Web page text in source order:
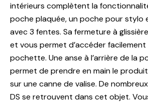
intérieurs complètent la
poche plaquée, un poche pour
avec 3 fentes. Sa fermeture à
et vous permet d’accéder facilement
pochette. Une anse à l’arrière de la
permet de prendre en main le
sur une canne de valise. De
DS se retrouvent dans cet objet.